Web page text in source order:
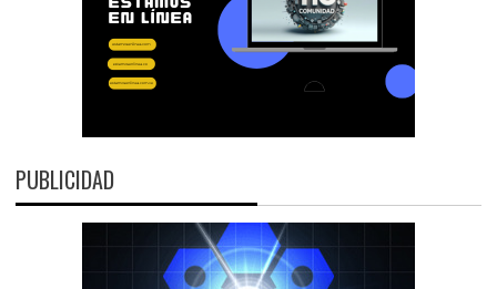
PUBLICIDAD